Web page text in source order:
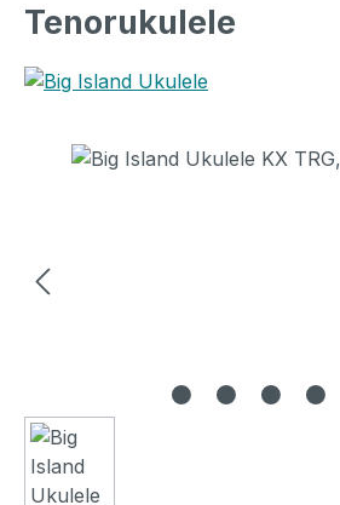
Tenorukulele
Bildergalerie überspringen